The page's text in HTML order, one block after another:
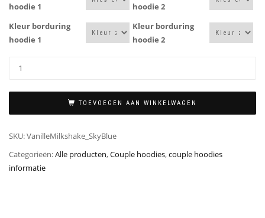
hoodie 1
hoodie 2
Kleur borduring
hoodie 1
Kleur borduring
hoodie 2
TOEVOEGEN AAN WINKELWAGEN
SKU:VanilleMilkshake_SkyBlue
Categorieën:Alle producten,Couple hoodies,couple hoodies
informatie